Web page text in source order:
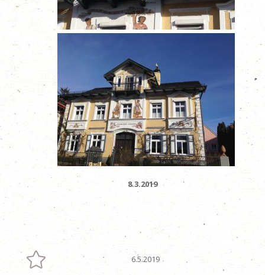
8.3.2019
 6.5.2019